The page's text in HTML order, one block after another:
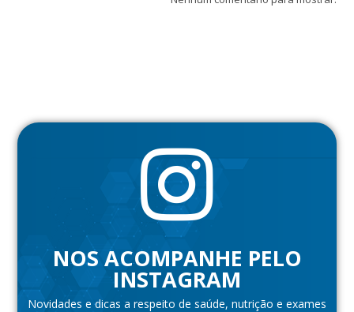
NOS ACOMPANHE PELO
INSTAGRAM
Novidades e dicas a respeito de saúde, nutrição e exames